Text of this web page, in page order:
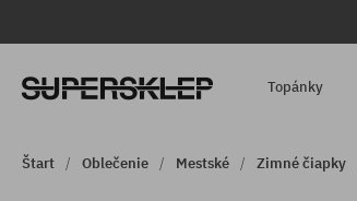
Topánky
Štart Oblečenie Mestské Zimné čiapky